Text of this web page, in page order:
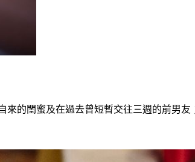
的閨蜜及在過去曾短暫交往三週的前男